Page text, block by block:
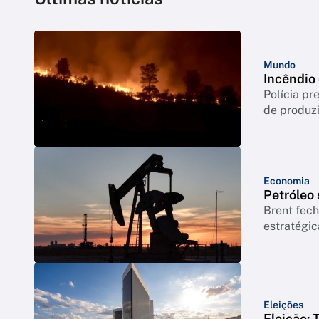
Mundo
Incêndio
Polícia
de
Economia
Petróleo
Brent
Eleições